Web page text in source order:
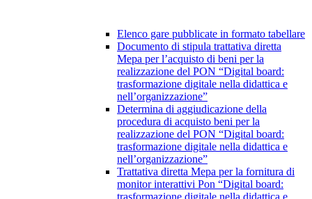
Elenco gare pubblicate in formato tabellare
Documento di stipula trattativa diretta
Mepa per l’acquisto di beni per la
realizzazione del PON “Digital board:
trasformazione digitale nella didattica e
nell’organizzazione”
Determina di aggiudicazione della
procedura di acquisto beni per la
realizzazione del PON “Digital board:
trasformazione digitale nella didattica e
nell’organizzazione”
Trattativa diretta Mepa per la fornitura di
monitor interattivi Pon “Digital board: